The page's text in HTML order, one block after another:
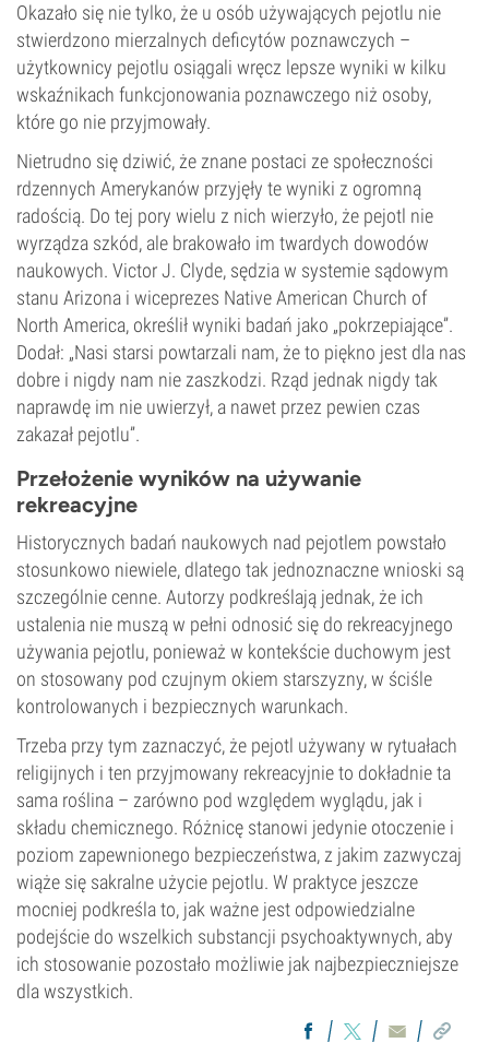
Okazało się nie tylko, że u osób używających pejotlu nie
stwierdzono mierzalnych deficytów poznawczych –
użytkownicy pejotlu osiągali wręcz lepsze wyniki w kilku
wskaźnikach funkcjonowania poznawczego niż osoby,
które go nie przyjmowały.
Nietrudno się dziwić, że znane postaci ze społeczności
rdzennych Amerykanów przyjęły te wyniki z ogromną
radością. Do tej pory wielu z nich wierzyło, że pejotl nie
wyrządza szkód, ale brakowało im twardych dowodów
naukowych. Victor J. Clyde, sędzia w systemie sądowym
stanu Arizona i wiceprezes Native American Church of
North America, określił wyniki badań jako „pokrzepiające”.
Dodał: „Nasi starsi powtarzali nam, że to piękno jest dla nas
dobre i nigdy nam nie zaszkodzi. Rząd jednak nigdy tak
naprawdę im nie uwierzył, a nawet przez pewien czas
zakazał pejotlu”.
Przełożenie wyników na używanie
rekreacyjne
Historycznych badań naukowych nad pejotlem powstało
stosunkowo niewiele, dlatego tak jednoznaczne wnioski są
szczególnie cenne. Autorzy podkreślają jednak, że ich
ustalenia nie muszą w pełni odnosić się do rekreacyjnego
używania pejotlu, ponieważ w kontekście duchowym jest
on stosowany pod czujnym okiem starszyzny, w ściśle
kontrolowanych i bezpiecznych warunkach.
Trzeba przy tym zaznaczyć, że pejotl używany w rytuałach
religijnych i ten przyjmowany rekreacyjnie to dokładnie ta
sama roślina – zarówno pod względem wyglądu, jak i
składu chemicznego. Różnicę stanowi jedynie otoczenie i
poziom zapewnionego bezpieczeństwa, z jakim zazwyczaj
wiąże się sakralne użycie pejotlu. W praktyce jeszcze
mocniej podkreśla to, jak ważne jest odpowiedzialne
podejście do wszelkich substancji psychoaktywnych, aby
ich stosowanie pozostało możliwie jak najbezpieczniejsze
dla wszystkich.